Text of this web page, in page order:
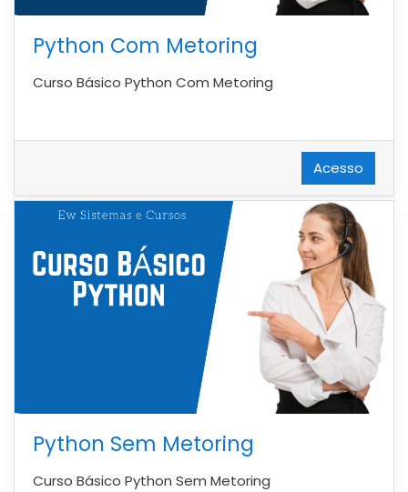
Python Com Metoring
Curso Básico Python Com Metoring
Acesso
Python Sem Metoring
Curso Básico Python Sem Metoring